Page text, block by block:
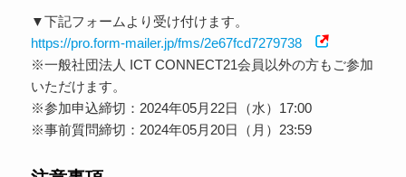
▼下記フォームより受け付けます。
https://pro.form-mailer.jp/fms/2e67fcd7279738
※一般社団法人 ICT CONNECT21会員以外の方もご参加
いただけます。
※参加申込締切：2024年05月22日（水）17:00
※事前質問締切：2024年05月20日（月）23:59